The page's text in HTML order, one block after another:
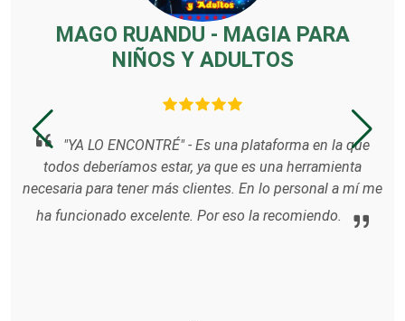
Análisis Clínicos
Análisis de Aguas
Animadores de Eventos
MAGO RUANDU - MAGIA PARA
NIÑOS Y ADULTOS
"YA LO ENCONTRÉ" - Es una plataforma en la que
todos deberíamos estar, ya que es una herramienta
necesaria para tener más clientes. En lo personal a mí me
ha funcionado excelente. Por eso la recomiendo.